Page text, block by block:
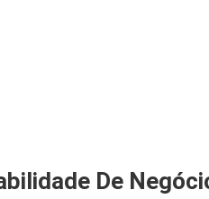
De